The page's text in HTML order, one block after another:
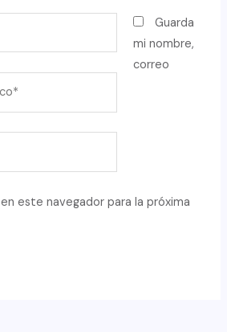
Guarda
mi nombre,
correo
este navegador para la próxima